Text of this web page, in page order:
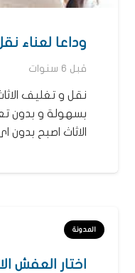
وداعا لعناء
قبل 6 سنوات
نقل و تغليف
بسهولة و بدون
الاثاث اصبح بدون
المدونة
اختار العفش